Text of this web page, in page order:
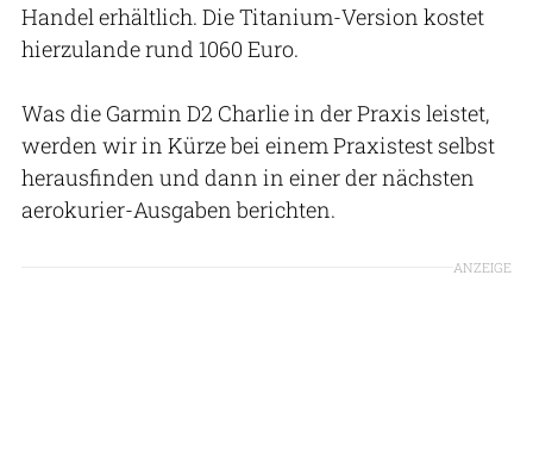
Handel erhältlich. Die Titanium-Version kostet
hierzulande rund 1060 Euro.
Was die Garmin D2 Charlie in der Praxis leistet,
werden wir in Kürze bei einem Praxistest selbst
herausfinden und dann in einer der nächsten
aerokurier-Ausgaben berichten.
ANZEIGE